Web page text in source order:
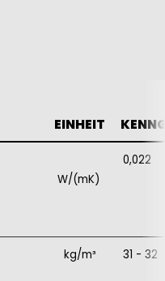
EINHEIT
W/(mK)
0,022
kg/m³ 31 - 32